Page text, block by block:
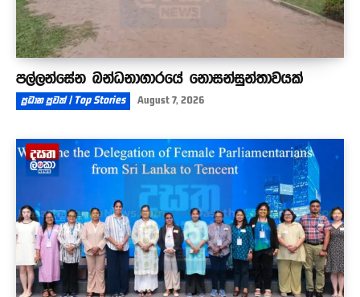
පල්ලන්සේන බන්ධනාගාරයේ නොසන්සුන්තාවයක්
ප්‍රධාන පුවත් | Top Stories August 7, 2026